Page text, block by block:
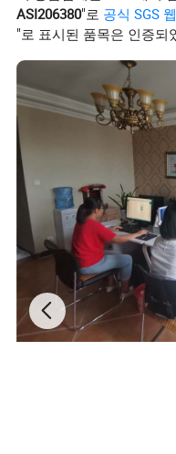
ASI206380"로 공식 SGS
"로 표시된 품목은 인증되